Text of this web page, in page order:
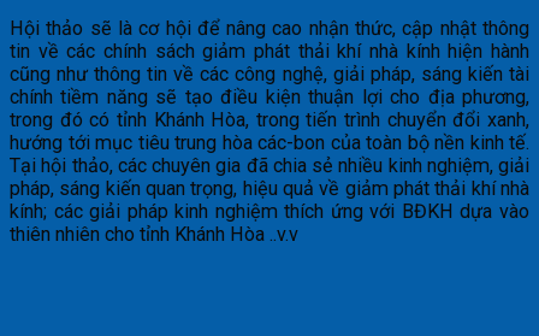
Hội thảo sẽ là cơ hội để nâng cao nhận thức, cập nhật thông
tin về các chính sách giảm phát thải khí nhà kính hiện hành
cũng như thông tin về các công nghệ, giải pháp, sáng kiến tài
chính tiềm năng sẽ tạo điều kiện thuận lợi cho địa phương,
trong đó có tỉnh Khánh Hòa, trong tiến trình chuyển đổi xanh,
hướng tới mục tiêu trung hòa các-bon của toàn bộ nền kinh tế.
Tại hội thảo, các chuyên gia đã chia sẻ nhiều kinh nghiệm, giải
pháp, sáng kiến quan trọng, hiệu quả về giảm phát thải khí nhà
kính; các giải pháp kinh nghiệm thích ứng với BĐKH dựa vào
thiên nhiên cho tỉnh Khánh Hòa ..v.v